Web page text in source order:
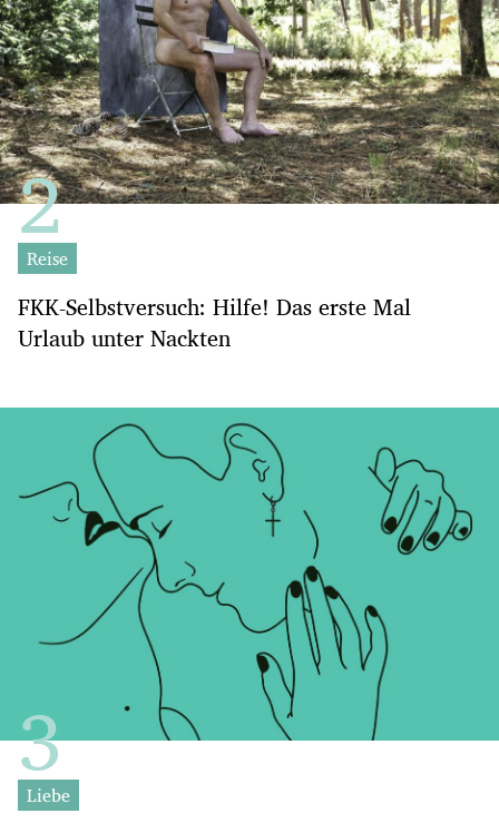
Reise
FKK-Selbstversuch: Hilfe! Das erste Mal
Urlaub unter Nackten
Liebe